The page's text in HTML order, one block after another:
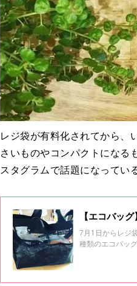
レジ袋が有料化されてから、
さいものやコンパクトになる
スタグラムで話題になってい
【エコバッ
7月1日からレジ
種類のエコバッ